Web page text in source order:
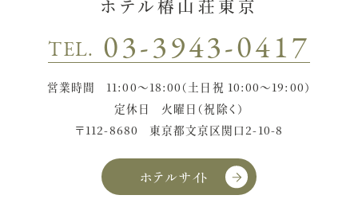
ホテル椿山荘東京
TEL. 03-3943-0417
営業時間
11:00〜18:00（土日祝 10:00〜19:00）
定休日
火曜日（祝除く）
〒112-8680
東京都文京区関口2-10-8
ホテルサイト